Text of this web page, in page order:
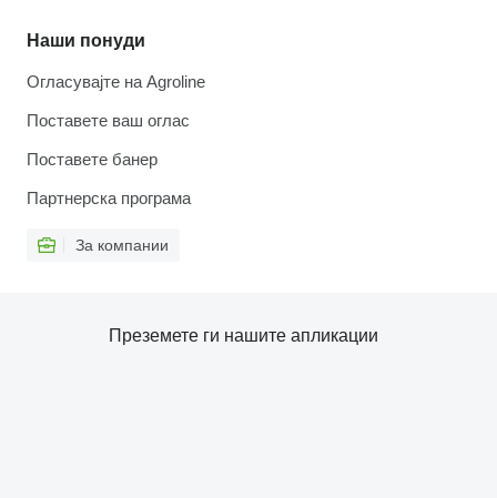
Наши понуди
Огласувајте на Agroline
Поставете ваш оглас
Поставете банер
Партнерска програма
За компании
Преземете ги нашите апликации